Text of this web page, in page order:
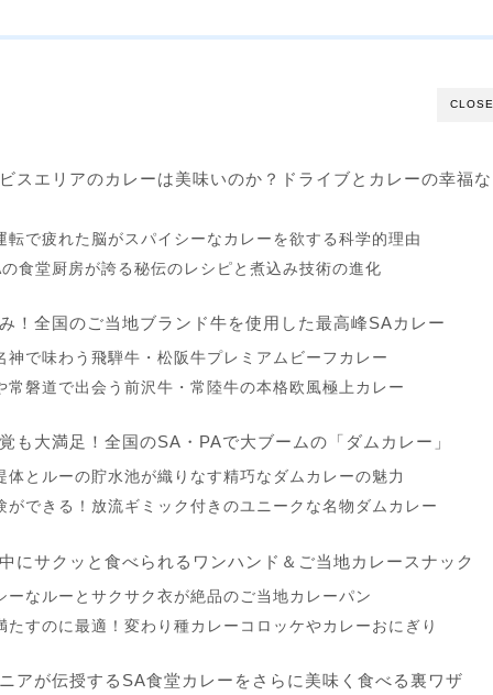
CLOSE
スエリアのカレーは美味いのか？ドライブとカレーの幸福な
転で疲れた脳がスパイシーなカレーを欲する科学的理由
の食堂厨房が誇る秘伝のレシピと煮込み技術の進化
！全国のご当地ブランド牛を使用した最高峰SAカレー
神で味わう飛騨牛・松阪牛プレミアムビーフカレー
常磐道で出会う前沢牛・常陸牛の本格欧風極上カレー
も大満足！全国のSA・PAで大ブームの「ダムカレー」
体とルーの貯水池が織りなす精巧なダムカレーの魅力
ができる！放流ギミック付きのユニークな名物ダムカレー
にサクッと食べられるワンハンド＆ご当地カレースナック
ーなルーとサクサク衣が絶品のご当地カレーパン
たすのに最適！変わり種カレーコロッケやカレーおにぎり
アが伝授するSA食堂カレーをさらに美味く食べる裏ワザ